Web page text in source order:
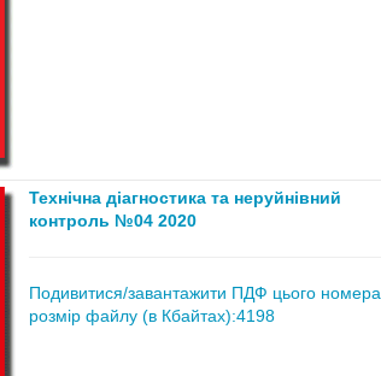
Технічна діагностика та неруйнівний
контроль №04 2020
Подивитися/завантажити ПДФ цього номера,
розмір файлу (в Кбайтах):4198